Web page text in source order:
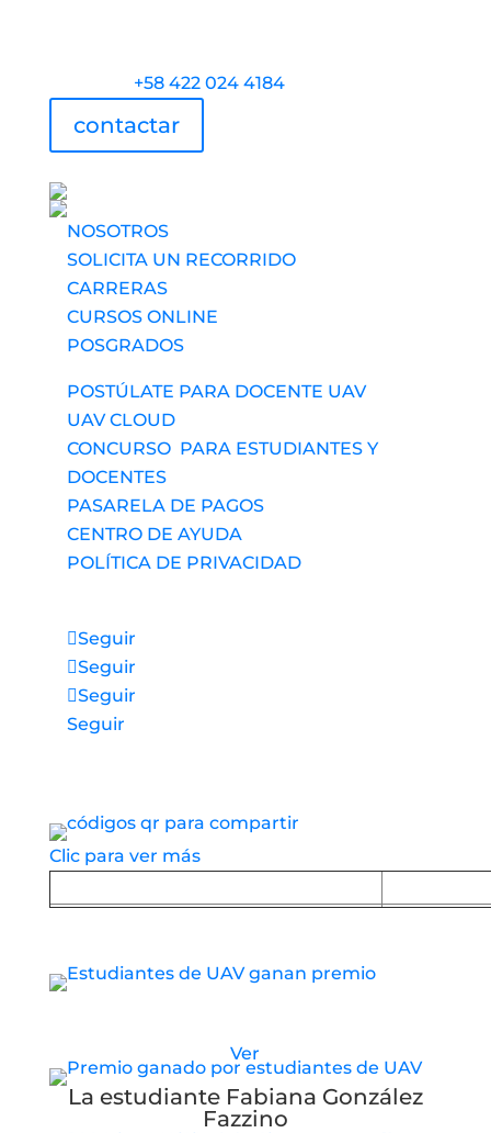
+58 422 024 4184
contactar
NOSOTROS
SOLICITA UN RECORRIDO
CARRERAS
CURSOS ONLINE
POSGRADOS
POSTÚLATE PARA DOCENTE UAV
UAV CLOUD
CONCURSO PARA ESTUDIANTES Y
DOCENTES
PASARELA DE PAGOS
CENTRO DE AYUDA
POLÍTICA DE PRIVACIDAD
Seguir
Seguir
Seguir
Seguir
Clic para ver más
Ver
La estudiante Fabiana González
Fazzino